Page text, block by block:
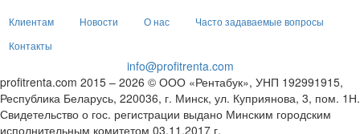
Клиентам Новости О нас
Часто задаваемые вопросы
Контакты
info@profitrenta.com
profitrenta.com 2015 – 2026 © ООО «Рентабук», УНП 192991915,
Республика Беларусь, 220036, г. Минск, ул. Куприянова, 3, пом. 1Н.
Свидетельство о гос. регистрации выдано Минским городским
исполнительным комитетом 03.11.2017 г.